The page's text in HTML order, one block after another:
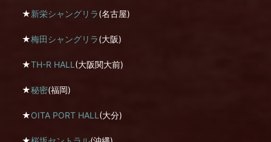
★新栄シャングリラ(名古屋)
★梅田シャングリラ(大阪)
★TH-R HALL (大阪関大前)
★秘密(福岡)
★OITA PORT HALL (大分)